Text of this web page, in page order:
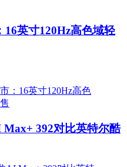
16英寸120Hz高色域轻
392对比英特尔酷